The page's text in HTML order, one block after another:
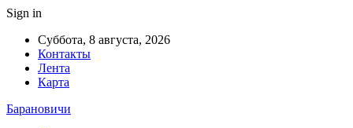
Sign in
Суббота, 8 августа, 2026
Контакты
Лента
Карта
Барановичи